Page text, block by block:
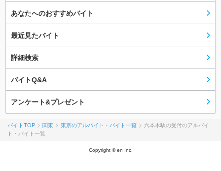
あなたへのおすすめバイト
最近見たバイト
詳細検索
バイトQ&A
アンケート&プレゼント
バイトTOP 関東 東京のアルバイト・バイト一覧
六本木駅の受付のアルバイ
ト・バイト一覧
Copyright © en Inc.